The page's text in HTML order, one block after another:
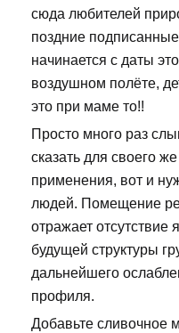
сюда любителей
поздние
начинается с даты
воздушном полёте,
это при маме то!!
Просто много раз
сказать для своего
применения, вот и
людей. Помещение
отражает отсутствие
будущей структуры
дальнейшего
профиля.
Добавьте сливочное